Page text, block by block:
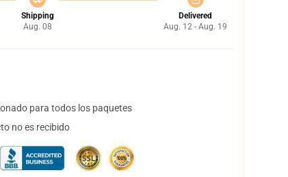
Shipping
Aug. 08
Delivered
Aug. 12 - Aug. 19
para todos los paquetes
no es recibido